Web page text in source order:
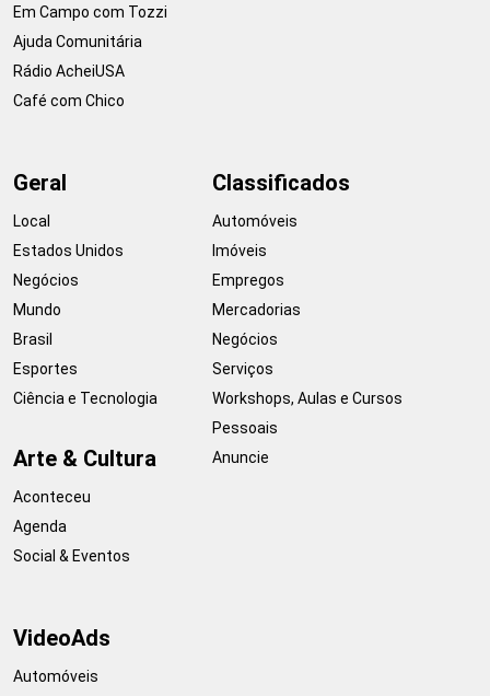
Em Campo com Tozzi
Ajuda Comunitária
Rádio AcheiUSA
Café com Chico
Geral
Local
Estados Unidos
Negócios
Mundo
Brasil
Esportes
Ciência e Tecnologia
Arte & Cultura
Aconteceu
Agenda
Social & Eventos
Classificados
Automóveis
Imóveis
Empregos
Mercadorias
Negócios
Serviços
Workshops, Aulas e Cursos
Pessoais
Anuncie
VideoAds
Automóveis